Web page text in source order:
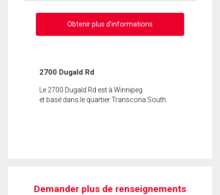
Obtenir plus d'informations
2700 Dugald Rd
Le 2700 Dugald Rd est à Winnipeg
et basé dans le quartier Transcona South.
Demander plus de renseignements